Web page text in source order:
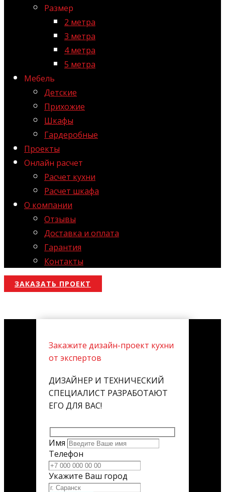
Размер
2 метра
3 метра
4 метра
5 метра
Мебель
Детские
Прихожие
Шкафы
Гардеробные
Проекты
Онлайн расчет
Расчет кухни
Расчет шкафа
О компании
Отзывы
Доставка и оплата
Гарантия
Контакты
ЗАКАЗАТЬ ПРОЕКТ
Закажите дизайн-проект кухни
от экспертов
ДИЗАЙНЕР И ТЕХНИЧЕСКИЙ
СПЕЦИАЛИСТ РАЗРАБОТАЮТ
ЕГО ДЛЯ ВАС!
Имя
Телефон
Укажите Ваш город